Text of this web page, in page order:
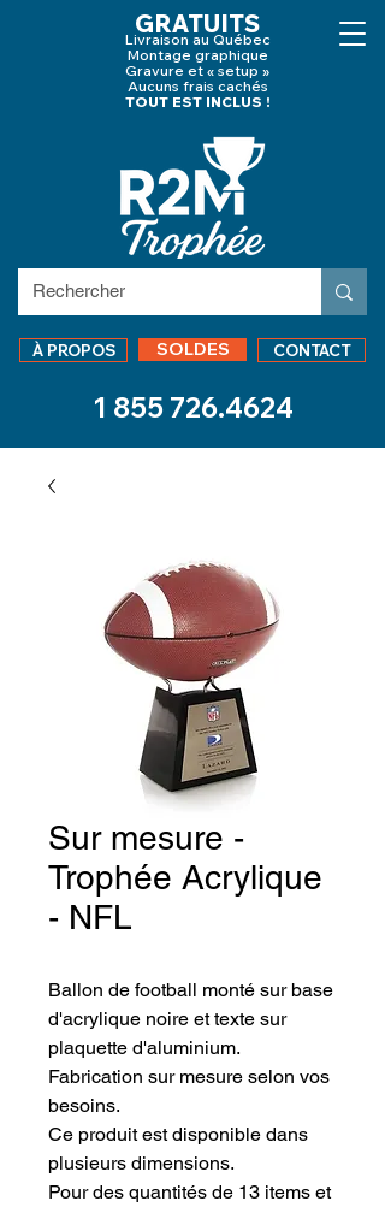
GRATUITS
Livraison au Québec
Montage graphique
Gravure et « setup »
Aucuns frais cachés
TOUT EST INCLUS !
À PROPOS SOLDES CONTACT
1 855 726.4624
Sur mesure -
Trophée Acrylique
- NFL
Ballon de football monté sur base
d'acrylique noire et texte sur
plaquette d'aluminium.
Fabrication sur mesure selon vos
besoins.
Ce produit est disponible dans
plusieurs dimensions.
Pour des quantités de 13 items et